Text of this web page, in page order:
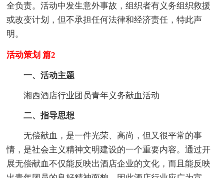
全负责。活动中发生意外事故，组织者有义务组织救援
或改变计划，但不承担任何法律和经济责任，特此声
明。
活动策划 篇2
一、活动主题
湘西酒店行业团员青年义务献血活动
二、指导思想
无偿献血，是一件光荣、高尚，但又很平常的事
情，是社会主义精神文明建设的一个重要内容。通过开
展无偿献血不仅能反映出酒店企业的文化，而且能反映